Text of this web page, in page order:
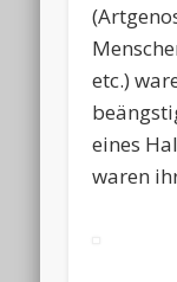
etc.)
eines
waren